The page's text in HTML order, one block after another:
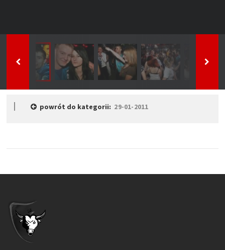
powrót do kategorii: 29-01-2011